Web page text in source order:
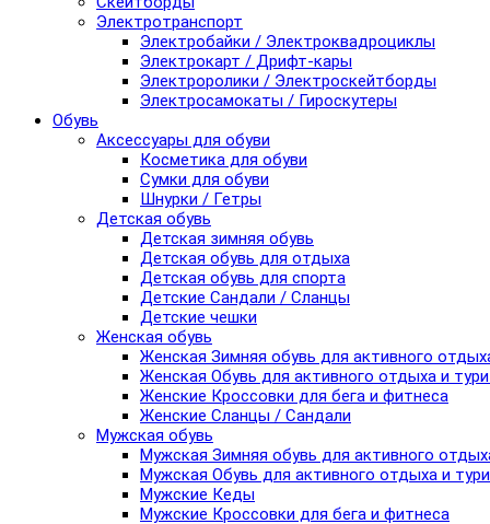
Электротранспорт
Электробайки / Электроквадроциклы
Электрокарт / Дрифт-кары
Электроролики / Электроскейтборды
Электросамокаты / Гироскутеры
Обувь
Аксессуары для обуви
Косметика для обуви
Сумки для обуви
Шнурки / Гетры
Детская обувь
Детская зимняя обувь
Детская обувь для отдыха
Детская обувь для спорта
Детские Сандали / Сланцы
Детские чешки
Женская обувь
Женская Зимняя обувь для активного
Женская Обувь для активного отдыха и
Женские Кроссовки для бега и фитнеса
Женские Сланцы / Сандали
Мужская обувь
Мужская Зимняя обувь для активного
Мужская Обувь для активного отдыха и
Мужские Кеды
Мужские Кроссовки для бега и фитнеса